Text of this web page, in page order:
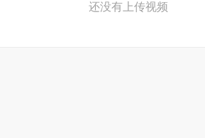
还没有上传视频